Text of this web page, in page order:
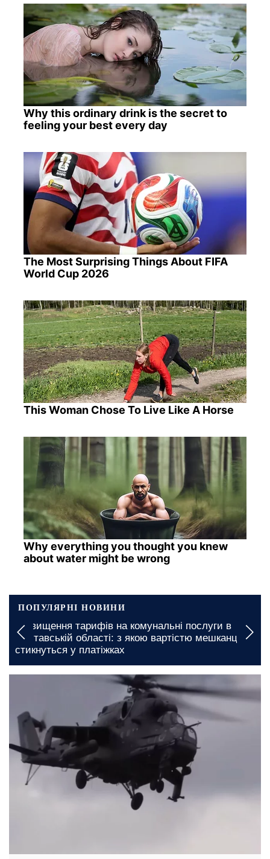
Why this ordinary drink is the secret to
feeling your best every day
The Most Surprising Things About FIFA
World Cup 2026
This Woman Chose To Live Like A Horse
Why everything you thought you knew
about water might be wrong
ПОПУЛЯРНІ НОВИНИ
Підвищення тарифів на комунальні послуги в
Полтавській області: з якою вартістю мешканці
стикнуться у платіжках